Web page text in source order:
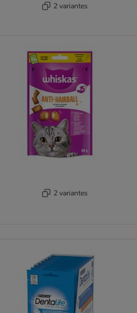
2 variantes
2 variantes